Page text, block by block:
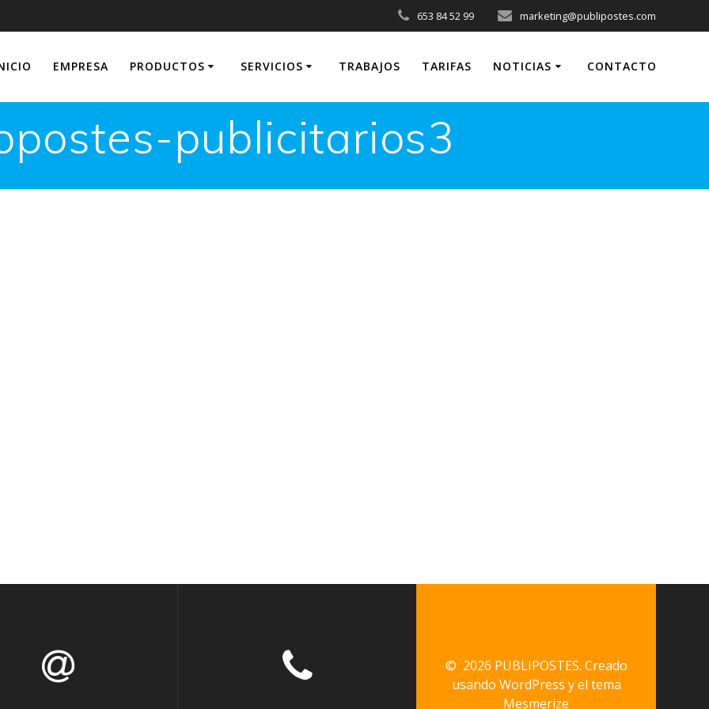
653 84 52 99 marketing@publipostes.com
EMPRESA PRODUCTOS SERVICIOS TRABAJOS TARIFAS NOTICIAS CONTACTO
publicitarios3
© 2026 PUBLIPOSTES. Creado
usando WordPress y el tema
Mesmerize